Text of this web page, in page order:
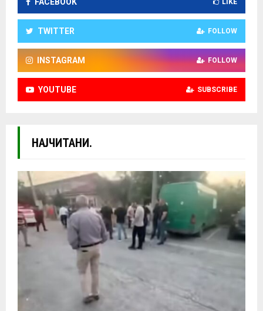
FACEBOOK LIKE
TWITTER FOLLOW
INSTAGRAM FOLLOW
YOUTUBE SUBSCRIBE
НАЈЧИТАНИ.